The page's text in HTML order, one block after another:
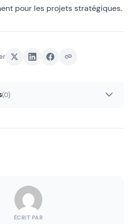
pour les projets stratégiques.
(0)
ÉCRIT PAR